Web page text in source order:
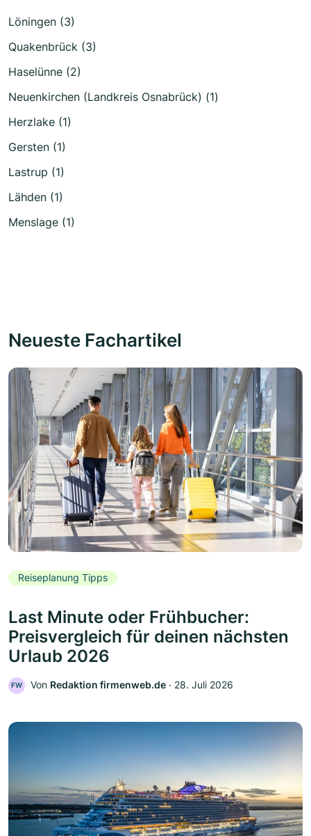
Löningen (3)
Quakenbrück (3)
Haselünne (2)
Neuenkirchen (Landkreis Osnabrück) (1)
Herzlake (1)
Gersten (1)
Lastrup (1)
Lähden (1)
Menslage (1)
Neueste Fachartikel
Reiseplanung Tipps
Last Minute oder Frühbucher:
Preisvergleich für deinen nächsten
Urlaub 2026
FW Von Redaktion firmenweb.de ‧ 28. Juli 2026